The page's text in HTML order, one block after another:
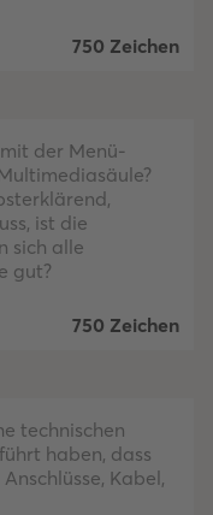
750 Zeichen
der Menü-
ist die
sich alle
gut?
750 Zeichen
technischen
haben, dass
Kabel,